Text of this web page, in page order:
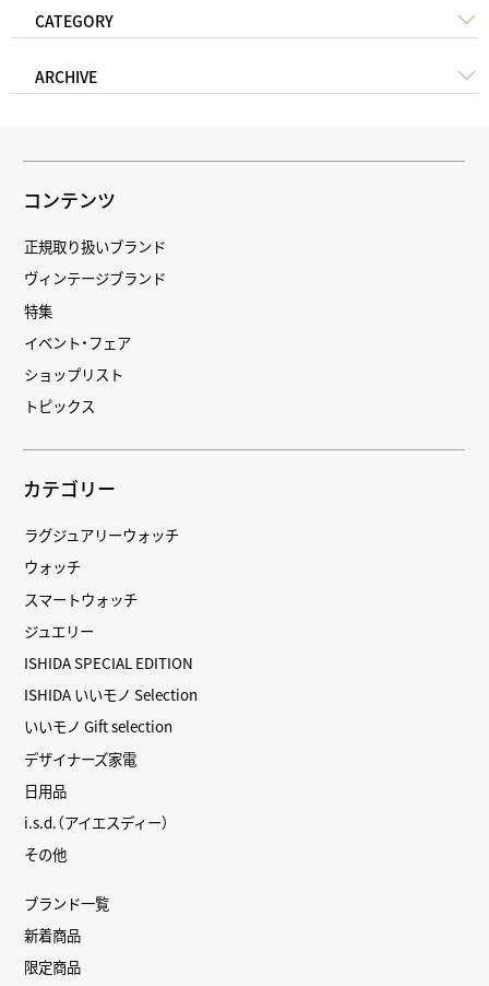
CATEGORY
ARCHIVE
コンテンツ
正規取り扱いブランド
ヴィンテージブランド
特集
イベント・フェア
ショップリスト
トピックス
カテゴリー
ラグジュアリーウォッチ
ウォッチ
スマートウォッチ
ジュエリー
ISHIDA SPECIAL EDITION
ISHIDA いいモノ Selection
いいモノ Gift selection
デザイナーズ家電
日用品
i.s.d.（アイエスディー）
その他
ブランド一覧
新着商品
限定商品